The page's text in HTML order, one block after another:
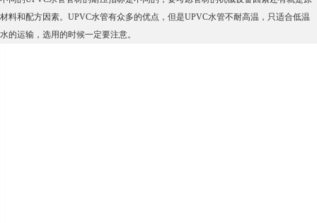
材料和配方因素。UPVC水管有众多的优点，但是UPVC水管不耐高温，只适合低温
水的运输，选用的时候一定要注意。